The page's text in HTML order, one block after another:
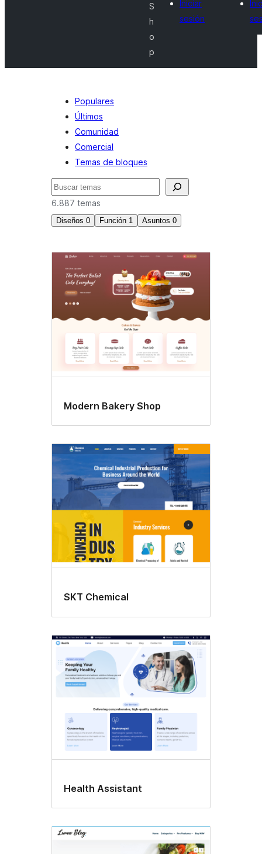
S
h
o
p
Iniciar
sesión
Populares
Últimos
Comunidad
Comercial
Temas de bloques
Buscar
6.887 temas
Diseños 0 Función 1 Asuntos 0
Fondo
personalizado
Modern Bakery Shop
SKT Chemical
Health Assistant